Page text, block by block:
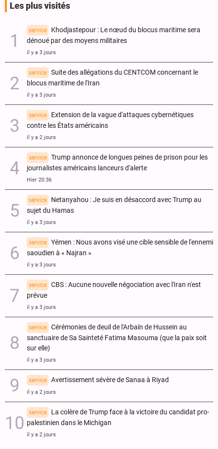
Les plus visités
service
Khodjastepour : Le nœud du blocus maritime sera
dénoué par des moyens militaires
il y a 3 jours
service
Suite des allégations du CENTCOM concernant le
blocus maritime de l'Iran
il y a 3 jours
service
Extension de la vague d'attaques cybernétiques
contre les États américains
il y a 2 jours
service
Trump annonce de longues peines de prison pour les
journalistes américains lanceurs d'alerte
Hier 20:36
service
Netanyahou : Je suis en désaccord avec Trump au
sujet du Hamas
il y a 3 jours
service
Yémen : Nous avons visé une cible sensible de l'ennemi
saoudien à « Najran »
il y a 3 jours
service
CBS : Aucune nouvelle négociation avec l'Iran n'est
prévue
il y a 3 jours
service
Cérémonies de deuil de l'Arbaïn de Hussein au
sanctuaire de Sa Sainteté Fatima Masouma (que la paix soit
sur elle)
il y a 3 jours
service Avertissement sévère de Sanaa à Riyad
il y a 2 jours
service
La colère de Trump face à la victoire du candidat pro-
palestinien dans le Michigan
il y a 2 jours